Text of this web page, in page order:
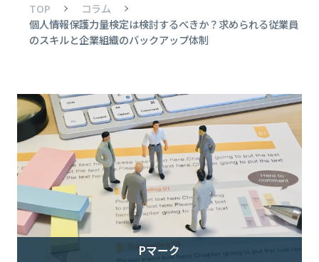
TOP
コラム
個人情報保護力量検定は検討するべきか？求められる従業員
のスキルと企業組織のバックアップ体制
Pマーク